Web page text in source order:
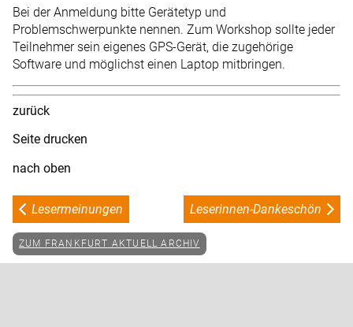
Bei der Anmeldung bitte Gerätetyp und
Problemschwerpunkte nennen. Zum Workshop sollte jeder
Teilnehmer sein eigenes GPS-Gerät, die zugehörige
Software und möglichst einen Laptop mitbringen.
zurück
Seite drucken
nach oben
Lesermeinungen Leserinnen-Dankeschön
ZUM FRANKFURT AKTUELL ARCHIV